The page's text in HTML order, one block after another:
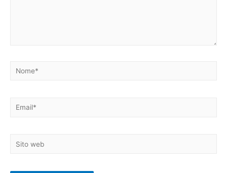
Nome*
Email*
Sito